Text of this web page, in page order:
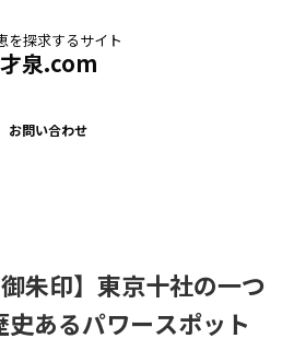
を探求するサイト
泉.com
お問い合わせ
朱印】東京十社の一つ
あるパワースポット